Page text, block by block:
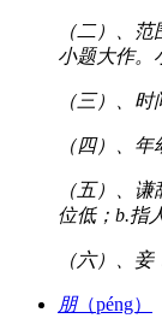
（二）、
小题大作。
（三）、时
（四）、
（五）、
位低；b.指
（六）、妾
朋（péng）